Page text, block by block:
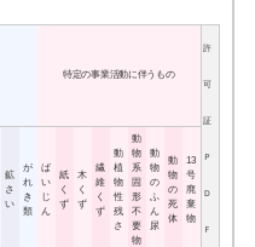
特定の事業活動に伴うもの
許
可
証
Ｐ
Ｄ
Ｆ
鉱
さ
い
が
れ
き
類
ば
い
じ
ん
紙
く
ず
木
く
ず
繊
維
く
ず
動
植
物
性
残
さ
動
物
系
固
形
不
要
物
動
物
の
ふ
ん
尿
動
物
の
死
体
13
号
廃
棄
物